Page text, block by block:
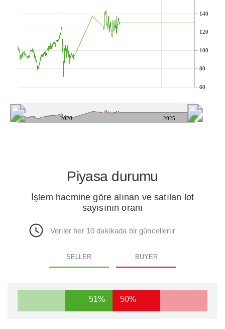
60
80
100
120
140
2020 2025
Piyasa durumu
İşlem hacmine göre alınan ve satılan lot
sayısının oranı
Veriler her 10 dakikada bir güncellenir
SELLER BUYER
51% 50%